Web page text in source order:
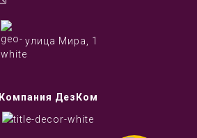
улица Мира, 1
Компания ДезКом